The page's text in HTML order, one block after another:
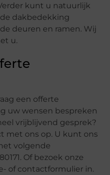
kunt u natuurlijk
dakbedekking
deuren en ramen. Wij
u.
een offerte
uw wensen bespreken
vrijblijvend gesprek?
met ons op. U kunt ons
volgende
Of bezoek onze
of contactformulier in.